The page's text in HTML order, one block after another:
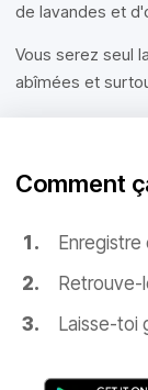
de lavandes et
Vous serez seul
abîmées et
Comment
Retrouve-
Laisse-toi